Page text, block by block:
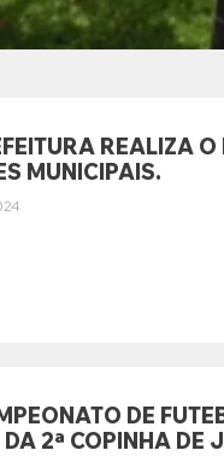
REALIZA
MUNICIPAIS.
DE
2ª COPINHA DE